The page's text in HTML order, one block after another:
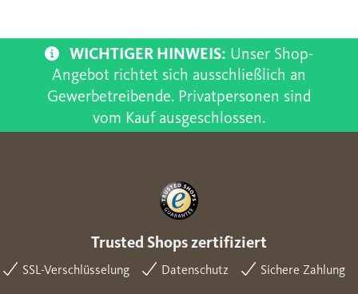
WICHTIGER HINWEIS: Unser Shop-
Angebot richtet sich ausschließlich an
Gewerbetreibende. Privatpersonen sind
vom Kauf ausgeschlossen.
Trusted Shops zertifiziert
SSL-Verschlüsselung Datenschutz Sichere Zahlung